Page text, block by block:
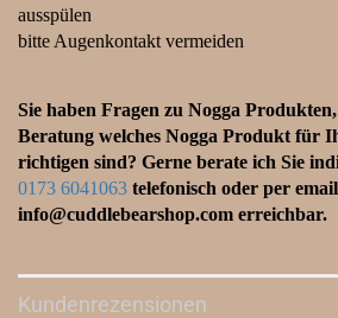
ausspülen
bitte Augenkontakt vermeiden
Sie haben Fragen zu Nogga
Beratung welches Nogga Produkt für
richtigen sind? Gerne berate ich Sie
0173 6041063 telefonisch oder per email
info@cuddlebearshop.com erreichbar.
Kundenrezensionen